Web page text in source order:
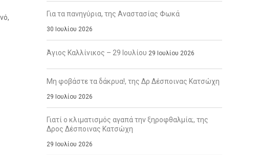
Για τα πανηγύρια, της Αναστασίας Φωκά
30 Ιουλίου 2026
Άγιος Καλλίνικος – 29 Ιουλίου 29 Ιουλίου 2026
Μη φοβάστε τα δάκρυα!, της Δρ Δέσποινας Κατσώχη
29 Ιουλίου 2026
Γιατί ο κλιματισμός αγαπά την ξηροφθαλμία;, της
Δρος Δέσποινας Κατσώχη
29 Ιουλίου 2026